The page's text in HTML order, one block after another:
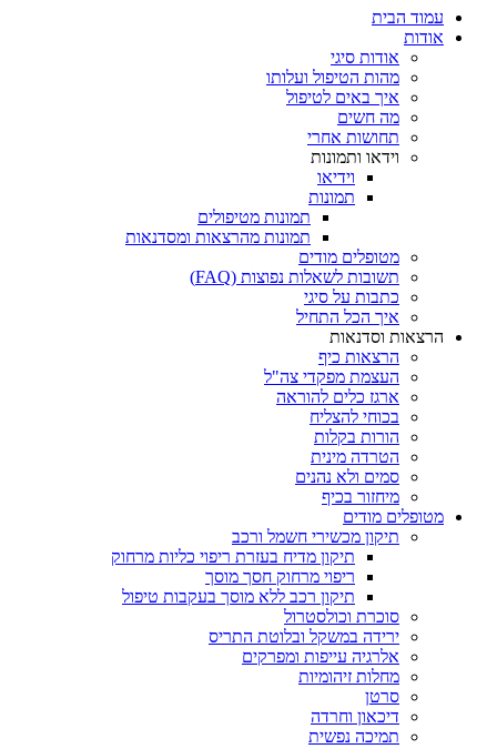
עמוד הבית
אודות
אודות סיגי
מהות הטיפול ועלותו
איך באים לטיפול
מה חשים
תחושות אחרי
וידאו ותמונות
וידיאו
תמונות
תמונות מטיפולים
תמונות מהרצאות ומסדנאות
מטופלים מודים
תשובות לשאלות נפוצות (FAQ)
כתבות על סיגי
איך הכל התחיל
הרצאות וסדנאות
הרצאות כיף
העצמת מפקדי צה"ל
ארגז כלים להוראה
בכוחי להצליח
הורות בקלות
הטרדה מינית
סמים ולא נהנים
מיחזור בכיף
מטופלים מודים
תיקון מכשירי חשמל ורכב
תיקון מדיח בעזרת ריפוי כליות מרחוק
ריפוי מרחוק חסך מוסך
תיקון רכב ללא מוסך בעקבות טיפול
סוכרת וכולסטרול
ירידה במשקל ובלוטת התריס
אלרגיה עייפות ומפרקים
מחלות זיהומיות
סרטן
דיכאון וחרדה
תמיכה נפשית